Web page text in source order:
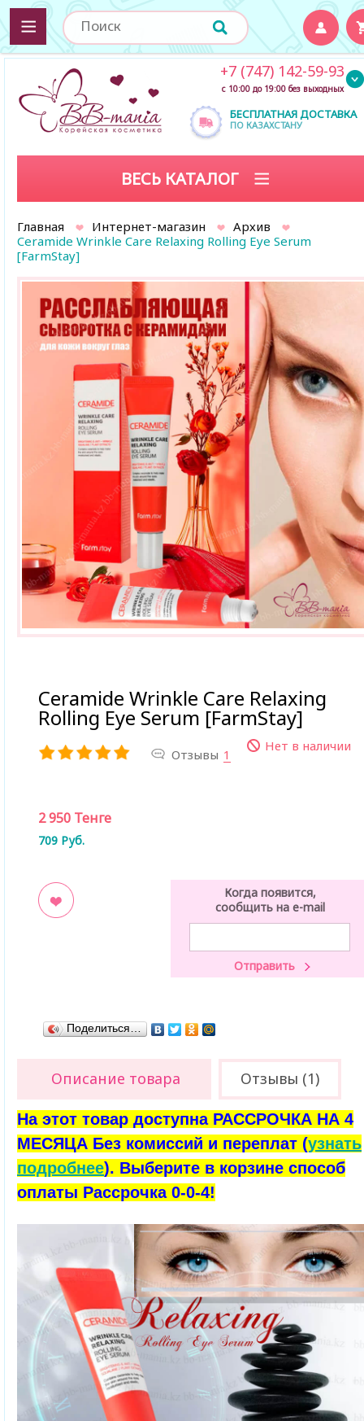
БЕСПЛАТНАЯ ДОСТАВКА
ПО КАЗАХСТАНУ
+7 (747) 142-59-93
с 10:00 до 19:00 без выходных
ВЕСЬ КАТАЛОГ
Главная Интернет-магазин
Архив
Ceramide Wrinkle Care Relaxing Rolling Eye Serum
[FarmStay]
Ceramide Wrinkle Care Relaxing
Rolling Eye Serum [FarmStay]
Отзывы 1
Нет в наличии
2 950 Тенге
709 Руб.
Когда появится,
сообщить на e-mail
Поделиться…
Описание товара Отзывы (1)
На этот товар доступна РАССРОЧКА НА 4
МЕСЯЦА Без комиссий и переплат (узнать
подробнее). Выберите в корзине способ
оплаты Рассрочка 0-0-4!